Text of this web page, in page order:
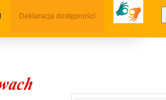
Deklaracja dostępności
SZUKAJ